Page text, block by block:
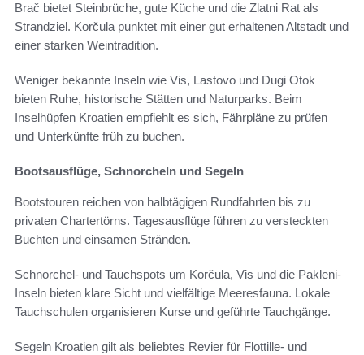
Brač bietet Steinbrüche, gute Küche und die Zlatni Rat als
Strandziel. Korčula punktet mit einer gut erhaltenen Altstadt und
einer starken Weintradition.
Weniger bekannte Inseln wie Vis, Lastovo und Dugi Otok
bieten Ruhe, historische Stätten und Naturparks. Beim
Inselhüpfen Kroatien empfiehlt es sich, Fährpläne zu prüfen
und Unterkünfte früh zu buchen.
Bootsausflüge, Schnorcheln und Segeln
Bootstouren reichen von halbtägigen Rundfahrten bis zu
privaten Chartertörns. Tagesausflüge führen zu versteckten
Buchten und einsamen Stränden.
Schnorchel- und Tauchspots um Korčula, Vis und die Pakleni-
Inseln bieten klare Sicht und vielfältige Meeresfauna. Lokale
Tauchschulen organisieren Kurse und geführte Tauchgänge.
Segeln Kroatien gilt als beliebtes Revier für Flottille- und